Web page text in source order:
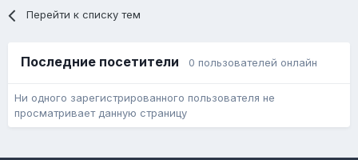
Перейти к списку тем
Последние посетители 0 пользователей онлайн
Ни одного зарегистрированного пользователя не
просматривает данную страницу